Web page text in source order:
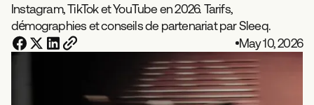
Instagram, TikTok et YouTube en 2026. Tarifs,
démographies et conseils de partenariat par Sleeq.
May 10, 2026